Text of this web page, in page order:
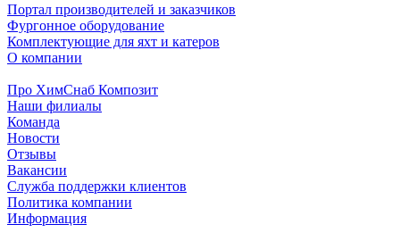
Портал производителей и заказчиков
Фургонное оборудование
Комплектующие для яхт и катеров
О компании
Про ХимСнаб Композит
Наши филиалы
Команда
Новости
Отзывы
Вакансии
Служба поддержки клиентов
Политика компании
Информация